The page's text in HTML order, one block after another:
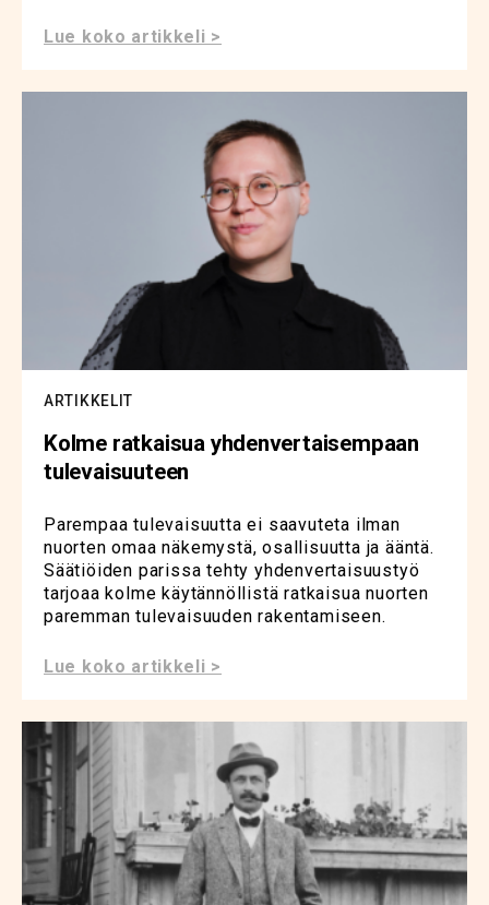
Lue koko artikkeli >
ARTIKKELIT
Kolme ratkaisua yhdenvertaisempaan
tulevaisuuteen
Parempaa tulevaisuutta ei saavuteta ilman
nuorten omaa näkemystä, osallisuutta ja ääntä.
Säätiöiden parissa tehty yhdenvertaisuustyö
tarjoaa kolme käytännöllistä ratkaisua nuorten
paremman tulevaisuuden rakentamiseen.
Lue koko artikkeli >